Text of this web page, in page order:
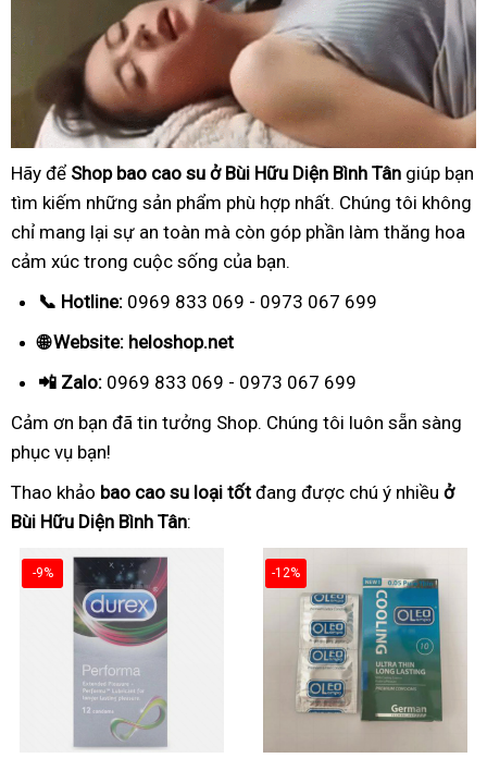
Hãy để Shop bao cao su ở Bùi Hữu Diện Bình Tân giúp bạn
tìm kiếm những sản phẩm phù hợp nhất. Chúng tôi không
chỉ mang lại sự an toàn mà còn góp phần làm thăng hoa
cảm xúc trong cuộc sống của bạn.
📞 Hotline: 0969 833 069 - 0973 067 699
🌐 Website: heloshop.net
📲 Zalo: 0969 833 069 - 0973 067 699
Cảm ơn bạn đã tin tưởng Shop. Chúng tôi luôn sẵn sàng
phục vụ bạn!
Thao khảo bao cao su loại tốt đang được chú ý nhiều ở
Bùi Hữu Diện Bình Tân:
-9% -12%